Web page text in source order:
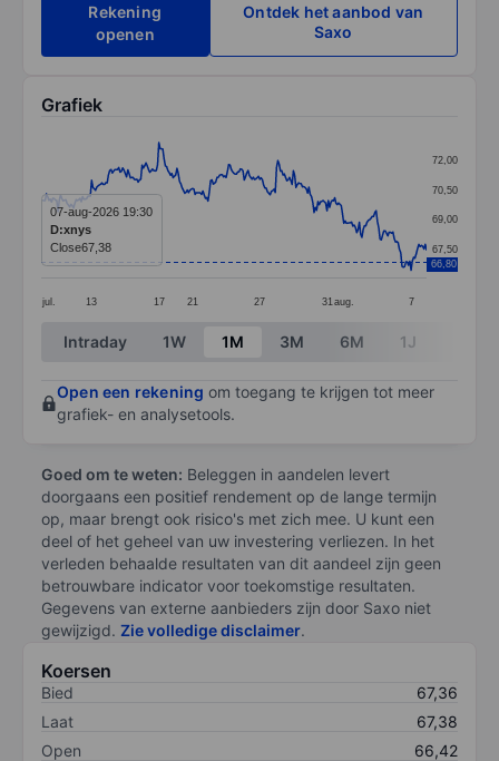
Rekening
openen
Ontdek het aanbod van
Saxo
Grafiek
Line chart with 299 data points.
The chart has 1 X axis displaying categories.
The chart has 1 Y axis displaying values. Data
jul. 13 17 21 27 31 aug. 7
67,50
69,00
70,50
72,00
66,80
07-aug-2026 19:30
D:xnys
Close67,38
End of interactive chart.
Intraday 1W 1M 3M 6M 1J
Open een rekening om toegang te krijgen tot meer
grafiek- en analysetools.
Goed om te weten: Beleggen in aandelen levert
doorgaans een positief rendement op de lange termijn
op, maar brengt ook risico's met zich mee. U kunt een
deel of het geheel van uw investering verliezen. In het
verleden behaalde resultaten van dit aandeel zijn geen
betrouwbare indicator voor toekomstige resultaten.
Gegevens van externe aanbieders zijn door Saxo niet
gewijzigd. Zie volledige disclaimer.
Koersen
Bied
67,36
Laat
67,38
Open
66,42